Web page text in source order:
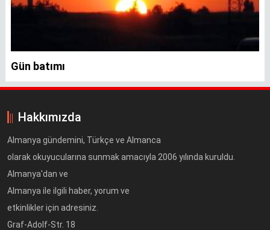
Gün batımı
Hakkımızda
Almanya gündemini, Türkçe ve Almanca
olarak okuyucularına sunmak amacıyla 2006 yılında kuruldu.
Almanya'dan ve
Almanya ile ilgili haber, yorum ve
etkinlikler için adresiniz.
Graf-Adolf-Str. 18